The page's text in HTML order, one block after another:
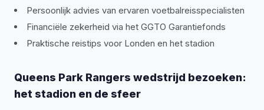
Persoonlijk advies van ervaren voetbalreisspecialisten
Financiële zekerheid via het GGTO Garantiefonds
Praktische reistips voor Londen en het stadion
Queens Park Rangers wedstrijd bezoeken:
het stadion en de sfeer